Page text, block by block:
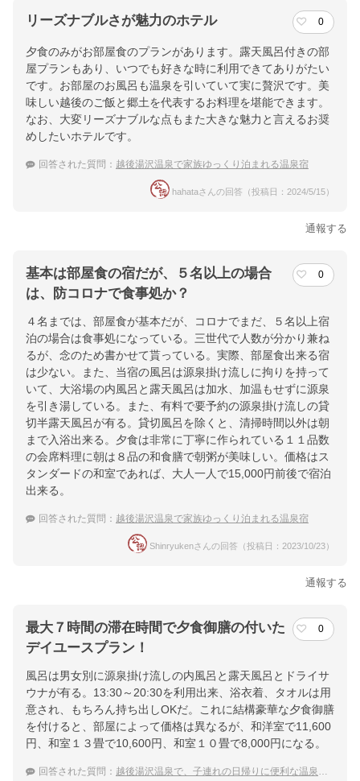
リーズナブルさが魅力のホテル 0
夕食のみがお部屋食のプランがあります。露天風呂付きの部
屋プランもあり、いつでも好きな時に利用できてありがたい
です。お部屋のお風呂も温泉を引いていて実に贅沢です。美
味しい越後のご飯と郷土を代表するお料理を堪能できます。
なお、大変リーズナブルな点もまた大きな魅力と言えるお奨
めしたいホテルです。
回答された質問： 越後湯沢温泉で家族ゆっくり泊まれる温泉宿
hahataさんの回答（投稿日：2024/5/15）
通報する
基本は部屋食の宿だが、５名以上の場合
は、防コロナで食事処か？
0
４名までは、部屋食が基本だが、コロナでまだ、５名以上宿
泊の場合は食事処になっている。三世代で人数が分かり兼ね
るが、念のため書かせて貰っている。実際、部屋食出来る宿
は少ない。また、当宿の風呂は源泉掛け流しに拘りを持って
いて、大浴場の内風呂と露天風呂は加水、加温もせずに源泉
を引き湯している。また、有料で要予約の源泉掛け流しの貸
切半露天風呂が有る。貸切風呂を除くと、清掃時間以外は朝
まで入浴出来る。夕食は非常に丁寧に作られている１１品数
の会席料理に朝は８品の和食膳で朝粥が美味しい。価格はス
タンダードの和室であれば、大人一人で15,000円前後で宿泊
出来る。
回答された質問： 越後湯沢温泉で家族ゆっくり泊まれる温泉宿
Shinryukenさんの回答（投稿日：2023/10/23）
通報する
最大７時間の滞在時間で夕食御膳の付いた
デイユースプラン！
0
風呂は男女別に源泉掛け流しの内風呂と露天風呂とドライサ
ウナが有る。13:30～20:30を利用出来、浴衣着、タオルは用
意され、もちろん持ち出しOKだ。これに結構豪華な夕食御膳
を付けると、部屋によって価格は異なるが、和洋室で11,600
円、和室１３畳で10,600円、和室１０畳で8,000円になる。
回答された質問： 越後湯沢温泉で、子連れの日帰りに便利な温泉宿を教えて下さい。